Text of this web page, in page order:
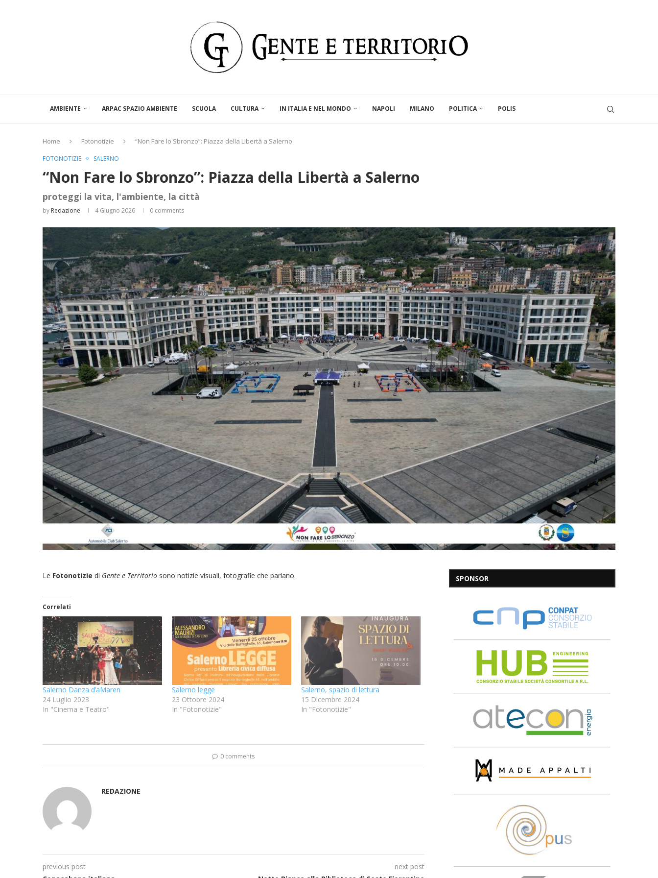
AMBIENTE ARPAC SPAZIO AMBIENTE SCUOLA CULTURA IN ITALIA E NEL MONDO NAPOLI MILANO POLITICA POLIS
Home Fotonotizie “Non Fare lo Sbronzo”: Piazza della Libertà a Salerno
FOTONOTIZIE SALERNO
“Non Fare lo Sbronzo”: Piazza della Libertà a Salerno
proteggi la vita, l'ambiente, la città
by Redazione 4 Giugno 2026 0 comments
Le Fotonotizie di Gente e Territorio sono notizie visuali, fotografie che parlano.
Correlati
Salerno Danza d’aMaren
24 Luglio 2023
In "Cinema e Teatro"
Salerno legge
23 Ottobre 2024
In "Fotonotizie"
Salerno, spazio di lettura
15 Dicembre 2024
In "Fotonotizie"
0 comments
REDAZIONE
previous post
next post
SPONSOR